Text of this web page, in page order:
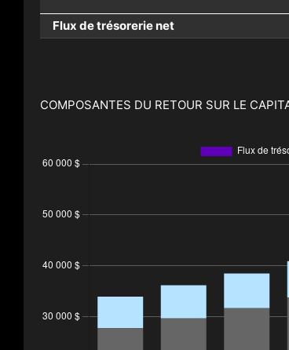
Flux de trésorerie net
COMPOSANTES DU RETOUR SUR LE